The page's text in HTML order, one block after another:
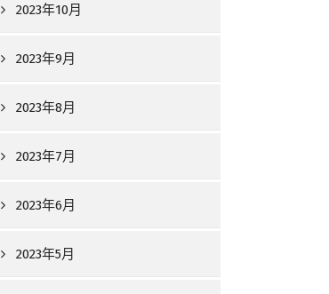
2023年10月
2023年9月
2023年8月
2023年7月
2023年6月
2023年5月